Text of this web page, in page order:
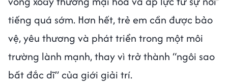
tiếng quá sớm. Hơn hết, trẻ em cần được bảo
vệ, yêu thương và phát triển trong một môi
trường lành mạnh, thay vì trở thành “ngôi sao
bất đắc dĩ” của giới giải trí.